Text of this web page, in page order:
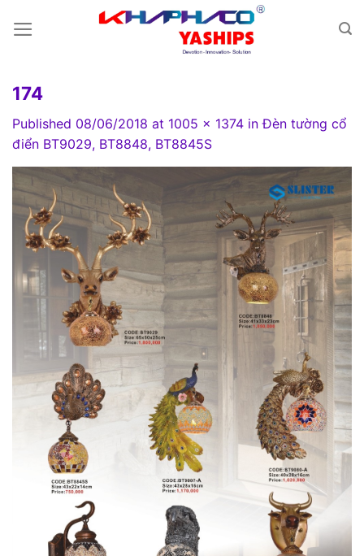
174
Published 08/06/2018 at 1005 × 1374 inĐèn tường cổ
điển BT9029, BT8848, BT8845S